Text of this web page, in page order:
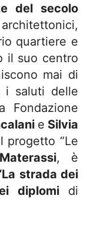
del secolo
quartiere e
il suo centro
mai di
i saluti delle
Fondazione
e Silvia
progetto “Le
, è
strada dei
diplomidi